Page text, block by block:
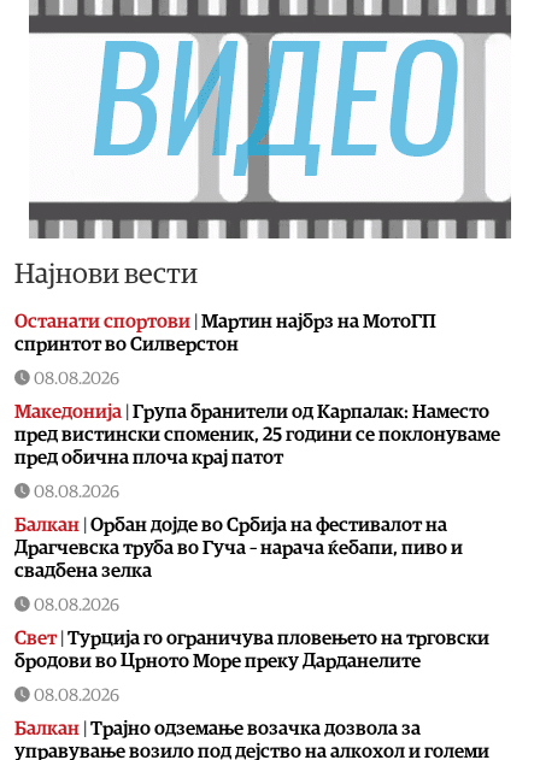
Најнови вести
Останати спортови Мартин најбрз на МотоГП
спринтот во Силверстон
08.08.2026
Македонија Група бранители од Карпалак: Наместо
пред вистински споменик, 25 години се поклонуваме
пред обична плоча крај патот
08.08.2026
Балкан Орбан дојде во Србија на фестивалот на
Драгчевска труба во Гуча – нарача ќебапи, пиво и
свадбена зелка
08.08.2026
Свет| Турција го ограничува пловењето на трговски
бродови во Црното Море преку Дарданелите
08.08.2026
Балкан Трајно одземање возачка дозвола за
управување возило под дејство на алкохол и големи